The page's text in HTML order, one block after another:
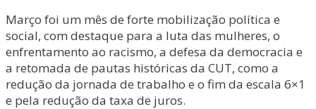
Março foi um mês de forte mobilização política e
social, com destaque para a luta das mulheres, o
enfrentamento ao racismo, a defesa da democracia e
a retomada de pautas históricas da CUT, como a
redução da jornada de trabalho e o fim da escala 6×1
e pela redução da taxa de juros.